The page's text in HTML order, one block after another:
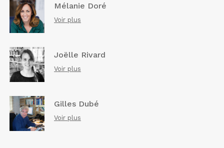
Mélanie Doré
Voir plus
Joëlle Rivard
Voir plus
Gilles Dubé
Voir plus